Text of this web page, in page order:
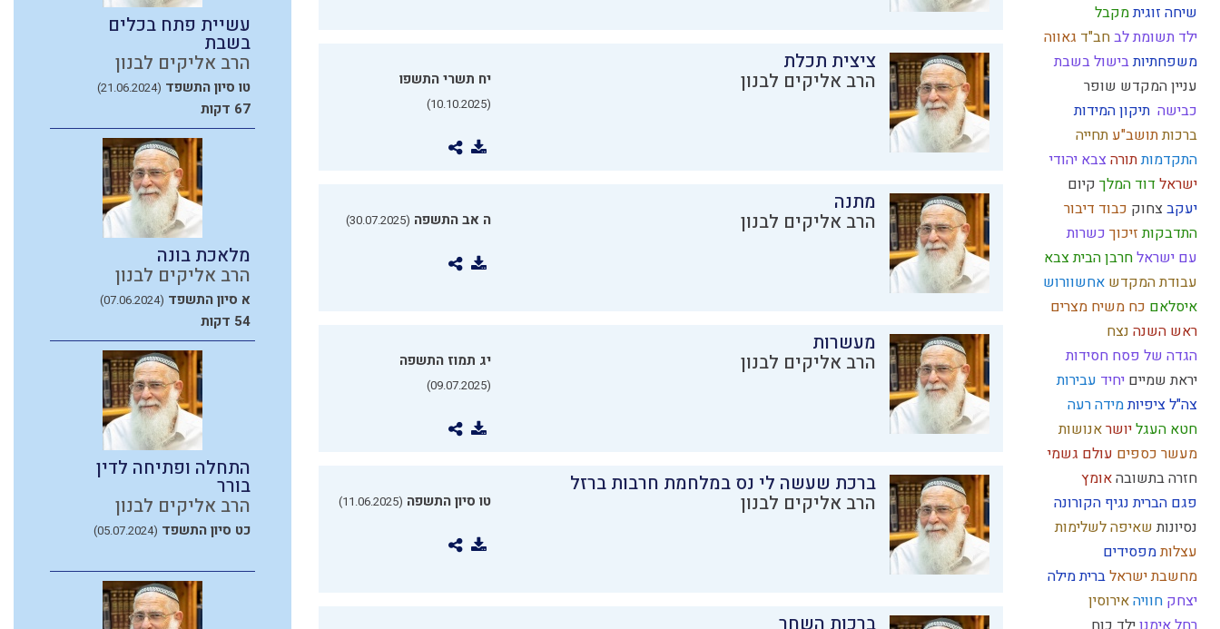
שיחה זוגיתמקבל
ילד תשומת לבחב"ד גאווה
משפחתיותבישול בשבת
עניין המקדש שופר
כבישה תיקון המידות
ברכותתושב"ע תחייה
התקדמותתורה צבא יהודי
ישראל דוד המלך קיום
יעקבצחוק כבוד דיבור
התדבקותזיכוך כשרות
עם ישראלחרבן הביתצבא
עבודת המקדש אחשוורוש
איסלאם כח משיח מצרים
ראש השנה נצח
הגדה של פסח חסידות
יראת שמיים יחיד עבירות
צה"לציפיותמידה רעה
חטא העגליושראנושות
מעשר כספים עולם גשמי
חזרה בתשובהאומץ
פגם הבריתנגיף הקורונה
נסיונותשאיפה לשלימות
עצלותמפסידים
מחשבת ישראלברית מילה
יצחק חוויהאירוסין
ציצית תכלת
הרב אליקים לבנון יח תשרי התשפו
(10.10.2025)
מתנה
הרב אליקים לבנון ה אב התשפה (30.07.2025)
מעשרות
הרב אליקים לבנון יג תמוז התשפה
(09.07.2025)
ברכת שעשה לי נס במלחמת חרבות ברזל
הרב אליקים לבנון טו סיון התשפה (11.06.2025)
עשיית פתח בכלים
בשבת
הרב אליקים לבנון
טו סיון התשפד (21.06.2024)
67 דקות
מלאכת בונה
הרב אליקים לבנון
א סיון התשפד (07.06.2024)
54 דקות
התחלה ופתיחה לדין
בורר
הרב אליקים לבנון
כט סיון התשפד (05.07.2024)